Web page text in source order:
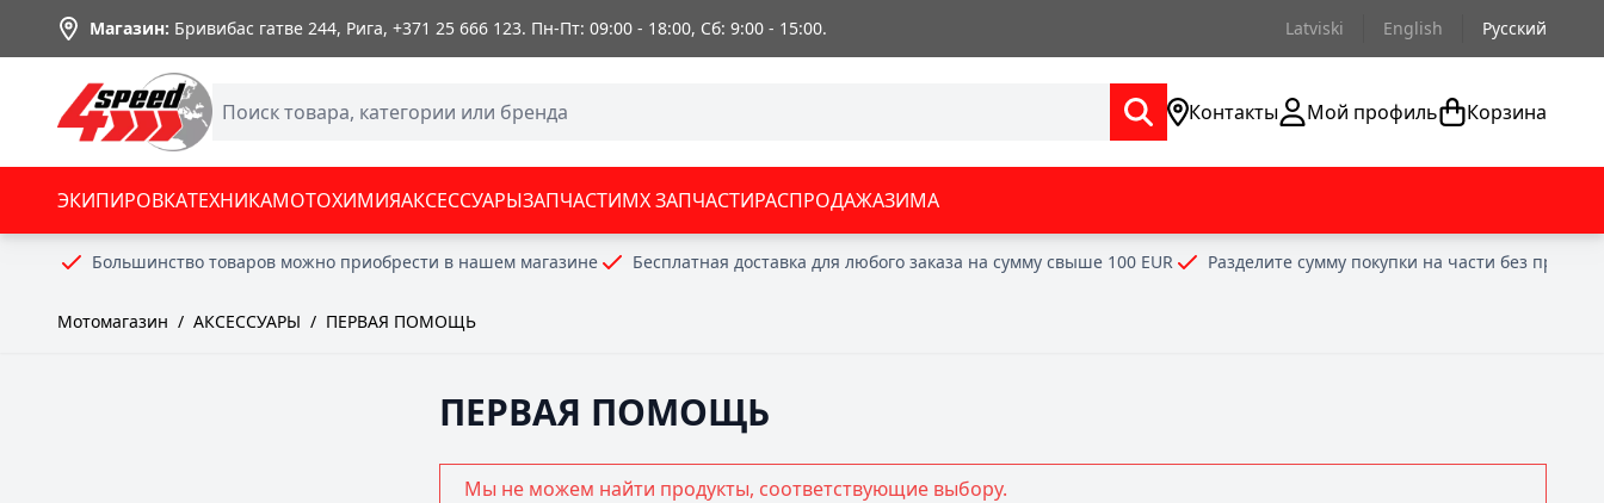
Skip to Content
Магазин: Бривибас гатве 244, Рига, +371 25 666 123. Пн-Пт: 09:00 - 18:00, Сб: 9:00 - 15:00. Latviski English Русский
Контакты Мой профиль Корзина
ЭКИПИРОВКАТЕХНИКАМОТОХИМИЯАКСЕССУАРЫЗАПЧАСТИMX ЗАПЧАСТИРАСПРОДАЖАЗИМА
Большинство товаров можно приобрести в нашем магазине Бесплатная доставка для любого заказа на сумму свыше 100 EUR Разделите сумму покупки на части без
Мотомагазин / АКСЕССУАРЫ / ПЕРВАЯ ПОМОЩЬ
ПЕРВАЯ ПОМОЩЬ
Мы не можем найти продукты, соответствующие выбору.